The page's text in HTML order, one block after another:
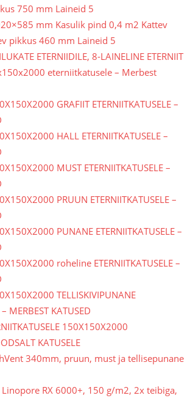
750 mm Laineid 5
mm Kasulik pind 0,4 m2 Kattev
pikkus 460 mm Laineid 5
ETERNIIDILE, 8-LAINELINE ETERNIIT
eterniitkatusele – Merbest
GRAFIIT ETERNIITKATUSELE –
HALL ETERNIITKATUSELE –
MUST ETERNIITKATUSELE –
PRUUN ETERNIITKATUSELE –
PUNANE ETERNIITKATUSELE –
roheline ETERNIITKATUSELE –
TELLISKIVIPUNANE
MERBEST KATUSED
150X150X2000
KATUSELE
340mm, pruun, must ja tellisepunane
RX 6000+, 150 g/m2, 2x teibiga,